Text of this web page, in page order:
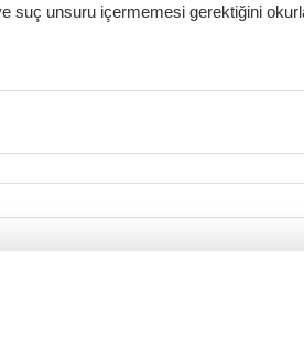
suç unsuru içermemesi gerektiğini